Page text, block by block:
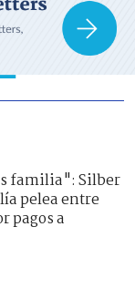
familia": Silber
pelea entre
pagos a